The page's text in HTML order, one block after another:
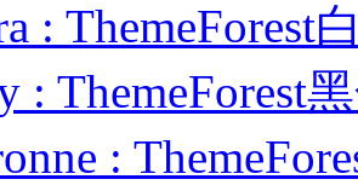
: ThemeForest
: ThemeForest
: